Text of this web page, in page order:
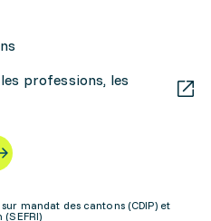
professions, les
mandat des cantons (CDIP) et